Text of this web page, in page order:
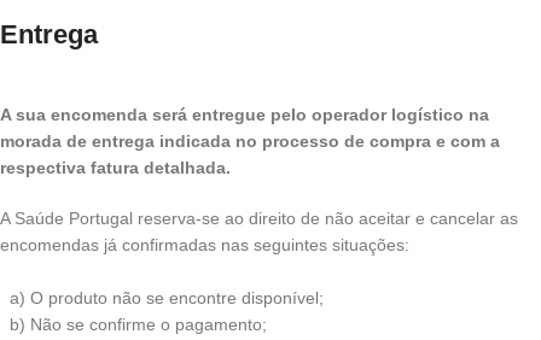
Entrega
A sua encomenda será entregue pelo operador logístico na
morada de entrega indicada no processo de compra e com a
respectiva fatura detalhada.
A Saúde Portugal reserva-se ao direito de não aceitar e cancelar as
encomendas já confirmadas nas seguintes situações:
a) O produto não se encontre disponível;
b) Não se confirme o pagamento;